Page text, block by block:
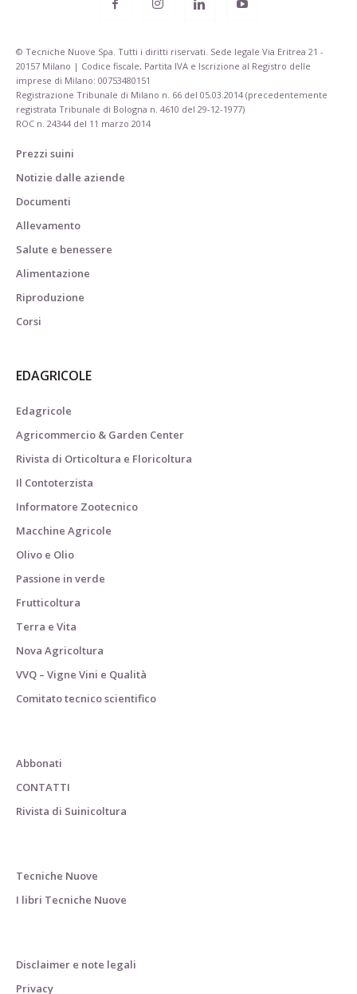
© Tecniche Nuove Spa. Tutti i diritti riservati. Sede legale Via Eritrea 21 -
20157 Milano | Codice fiscale, Partita IVA e Iscrizione al Registro delle
imprese di Milano: 00753480151
Registrazione Tribunale di Milano n. 66 del 05.03.2014 (precedentemente
registrata Tribunale di Bologna n. 4610 del 29-12-1977)
ROC n. 24344 del 11 marzo 2014
Prezzi suini
Notizie dalle aziende
Documenti
Allevamento
Salute e benessere
Alimentazione
Riproduzione
Corsi
EDAGRICOLE
Edagricole
Agricommercio & Garden Center
Rivista di Orticoltura e Floricoltura
Il Contoterzista
Informatore Zootecnico
Macchine Agricole
Olivo e Olio
Passione in verde
Frutticoltura
Terra e Vita
Nova Agricoltura
VVQ – Vigne Vini e Qualità
Comitato tecnico scientifico
Abbonati
CONTATTI
Rivista di Suinicoltura
Tecniche Nuove
I libri Tecniche Nuove
Disclaimer e note legali
Privacy